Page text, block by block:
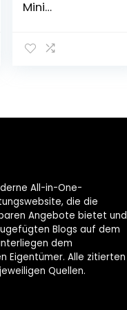
Mini
Schokolade | 71
All-in-One-
die die
Angebote bietet und
Blogs auf dem
dem
Eigentümer. Alle zitierten
Quellen.